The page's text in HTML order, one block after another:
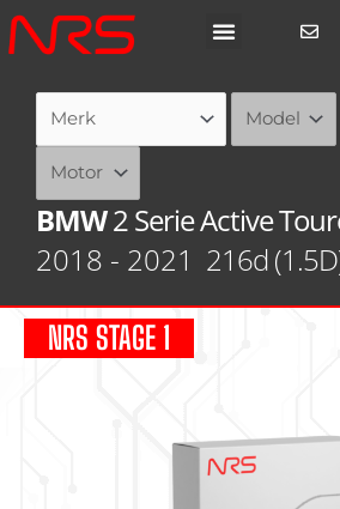
Ga
naar
BMW2 Serie Active
2018 - 2021 216d
NRS STAGE 1